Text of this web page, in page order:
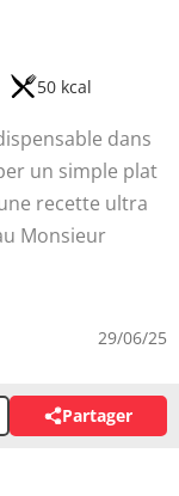
50 kcal
dans
un simple plat
recette ultra
Monsieur
29/06/25
Partager